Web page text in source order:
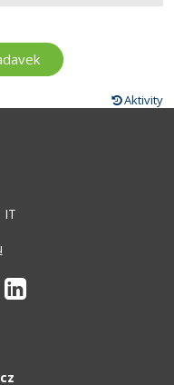
Aktivity
IT